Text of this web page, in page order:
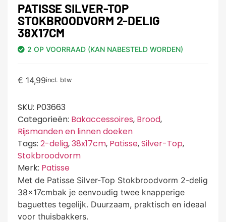
PATISSE SILVER-TOP
STOKBROODVORM 2-DELIG
38X17CM
2 OP VOORRAAD (KAN NABESTELD WORDEN)
€ 14,99incl. btw
SKU: P03663
Categorieën: Bakaccessoires, Brood,
Rijsmanden en linnen doeken
Tags: 2-delig,38x17cm, Patisse,Silver-Top,
Stokbroodvorm
Merk: Patisse
Met de Patisse Silver-Top Stokbroodvorm 2-delig
38x17cmbak je eenvoudig twee knapperige
baguettes tegelijk. Duurzaam, praktisch en ideaal
voor thuisbakkers.